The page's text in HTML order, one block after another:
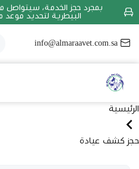
بمجرد حجز الخدمة، سيتواصل
البيطرية لتحديد
info@almaraavet.com.sa
الرئيسية
حجز كشف عيادة